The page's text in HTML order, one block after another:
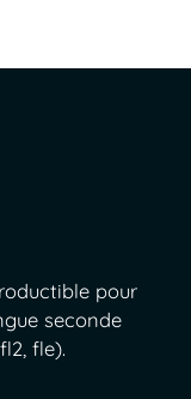
pour
seconde
fle).